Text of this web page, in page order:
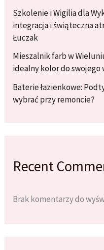
Szkolenie i Wigilia dla
integracja i świąteczna
Łuczak
Mieszalnik farb w
idealny kolor do swojego
Baterie łazienkowe:
wybrać przy remoncie?
Recent
Brak komentarzy do